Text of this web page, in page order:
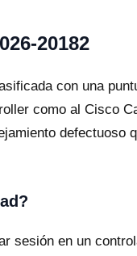
20182
con una
como al Cisco
sesión en un